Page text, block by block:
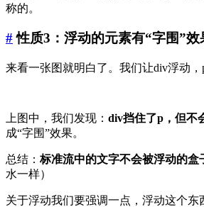
称的。
#性质3：浮动的元素有“字围”效
来看一张图就明白了。我们让div浮动，
上图中，我们发现： div挡住了p，但不
成“字围”效果。
总结： 标准流中的文字不会被浮动的盒
水一样）
关于浮动我们要强调一点，浮动这个东